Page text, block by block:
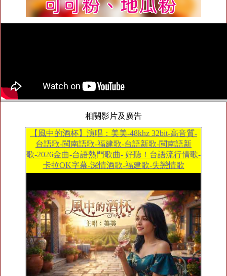
相關影片及廣告
【風中的酒杯】演唱：美美-48khz 32bit-高音質-
台語歌-閩南語歌-福建歌-台語新歌-閩南語新
歌-2026金曲-台語熱門歌曲- 好聽！台語流行情歌-
卡拉OK字幕-深情酒歌-福建歌-失戀情歌